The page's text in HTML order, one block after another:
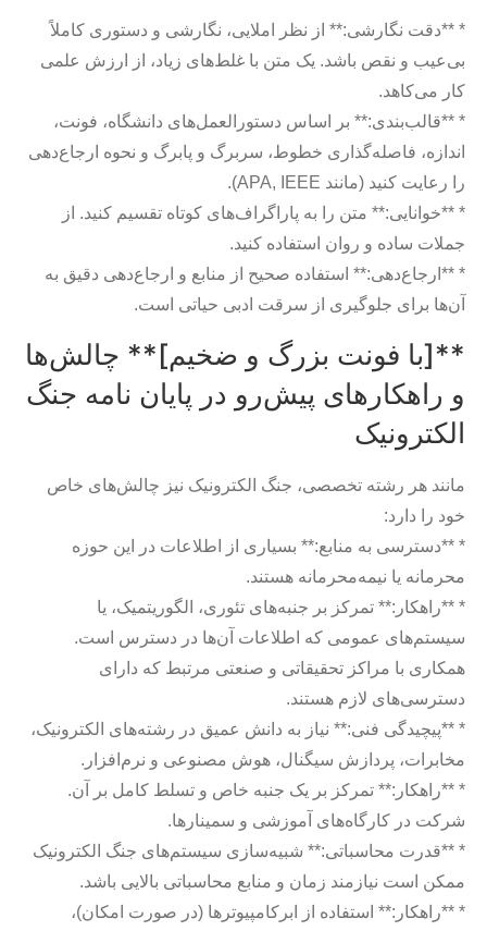
* **دقت نگارشی:** از نظر املایی، نگارشی و دستوری کاملاً
بی‌عیب و نقص باشد. یک متن با غلط‌های زیاد، از ارزش علمی
کار می‌کاهد.
* **قالب‌بندی:** بر اساس دستورالعمل‌های دانشگاه، فونت،
اندازه، فاصله‌گذاری خطوط، سربرگ و پابرگ و نحوه ارجاع‌دهی
را رعایت کنید (مانند APA, IEEE).
* **خوانایی:** متن را به پاراگراف‌های کوتاه تقسیم کنید. از
جملات ساده و روان استفاده کنید.
* **ارجاع‌دهی:** استفاده صحیح از منابع و ارجاع‌دهی دقیق به
آن‌ها برای جلوگیری از سرقت ادبی حیاتی است.
**[با فونت بزرگ و ضخیم]** چالش‌ها
و راهکارهای پیش‌رو در پایان نامه جنگ
الکترونیک
مانند هر رشته تخصصی، جنگ الکترونیک نیز چالش‌های خاص
خود را دارد:
* **دسترسی به منابع:** بسیاری از اطلاعات در این حوزه
محرمانه یا نیمه‌محرمانه هستند.
* **راهکار:** تمرکز بر جنبه‌های تئوری، الگوریتمیک، یا
سیستم‌های عمومی که اطلاعات آن‌ها در دسترس است.
همکاری با مراکز تحقیقاتی و صنعتی مرتبط که دارای
دسترسی‌های لازم هستند.
* **پیچیدگی فنی:** نیاز به دانش عمیق در رشته‌های الکترونیک،
مخابرات، پردازش سیگنال، هوش مصنوعی و نرم‌افزار.
* **راهکار:** تمرکز بر یک جنبه خاص و تسلط کامل بر آن.
شرکت در کارگاه‌های آموزشی و سمینارها.
* **قدرت محاسباتی:** شبیه‌سازی سیستم‌های جنگ الکترونیک
ممکن است نیازمند زمان و منابع محاسباتی بالایی باشد.
* **راهکار:** استفاده از ابرکامپیوترها (در صورت امکان)،